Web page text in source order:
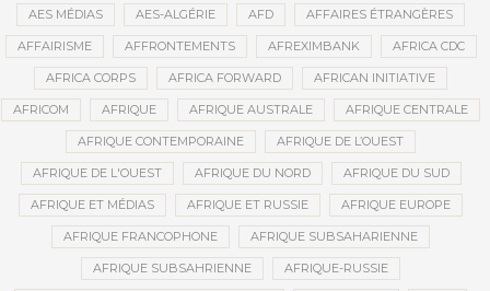
AES MÉDIAS AES-ALGÉRIE AFD AFFAIRES ÉTRANGÈRES
AFFAIRISME AFFRONTEMENTS AFREXIMBANK AFRICA CDC
AFRICA CORPS AFRICA FORWARD AFRICAN INITIATIVE
AFRICOM AFRIQUE AFRIQUE AUSTRALE AFRIQUE CENTRALE
AFRIQUE CONTEMPORAINE AFRIQUE DE L’OUEST
AFRIQUE DE L'OUEST AFRIQUE DU NORD AFRIQUE DU SUD
AFRIQUE ET MÉDIAS AFRIQUE ET RUSSIE AFRIQUE EUROPE
AFRIQUE FRANCOPHONE AFRIQUE SUBSAHARIENNE
AFRIQUE SUBSAHRIENNE AFRIQUE-RUSSIE